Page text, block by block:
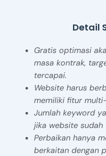
Detail
Gratis optimasi
masa kontrak,
tercapai.
Website harus
memiliki fitur
Jumlah keyword
jika website sudah
Perbaikan hanya
berkaitan dengan